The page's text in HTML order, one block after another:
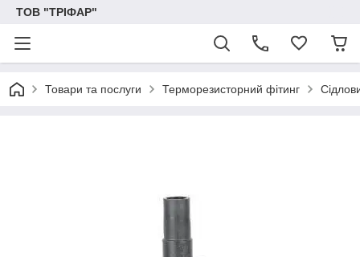
ТОВ "ТРІФАР"
Товари та послуги Терморезисторний фітинг